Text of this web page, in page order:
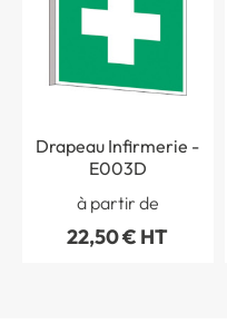
Drapeau Infirmerie -
E003D
à partir de
22,50 € HT